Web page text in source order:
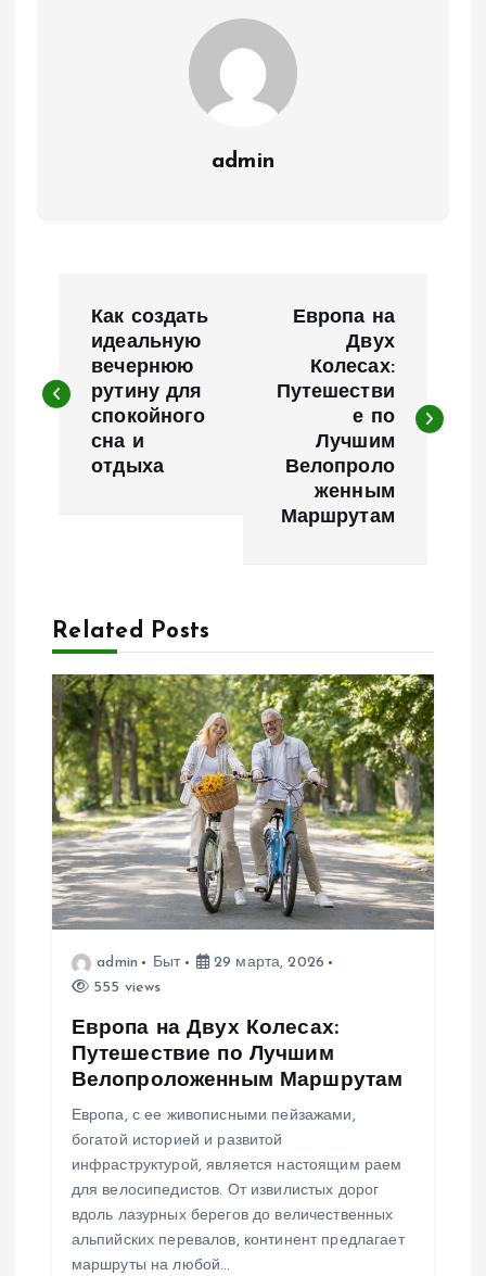
admin
в
ц
и
я
п
о
з
а
Как создать
идеальную
вечернюю
рутину для
спокойного
сна и
отдыха
Европа на
Двух
Колесах:
Путешестви
е по
Лучшим
Велопроло
женным
Маршрутам
Related Posts
admin Быт
29 марта, 2026
555 views
Европа на Двух Колесах:
Путешествие по Лучшим
Велопроложенным Маршрутам
Европа, с ее живописными пейзажами,
богатой историей и развитой
инфраструктурой, является настоящим раем
для велосипедистов. От извилистых дорог
вдоль лазурных берегов до величественных
альпийских перевалов, континент предлагает
маршруты на любой…